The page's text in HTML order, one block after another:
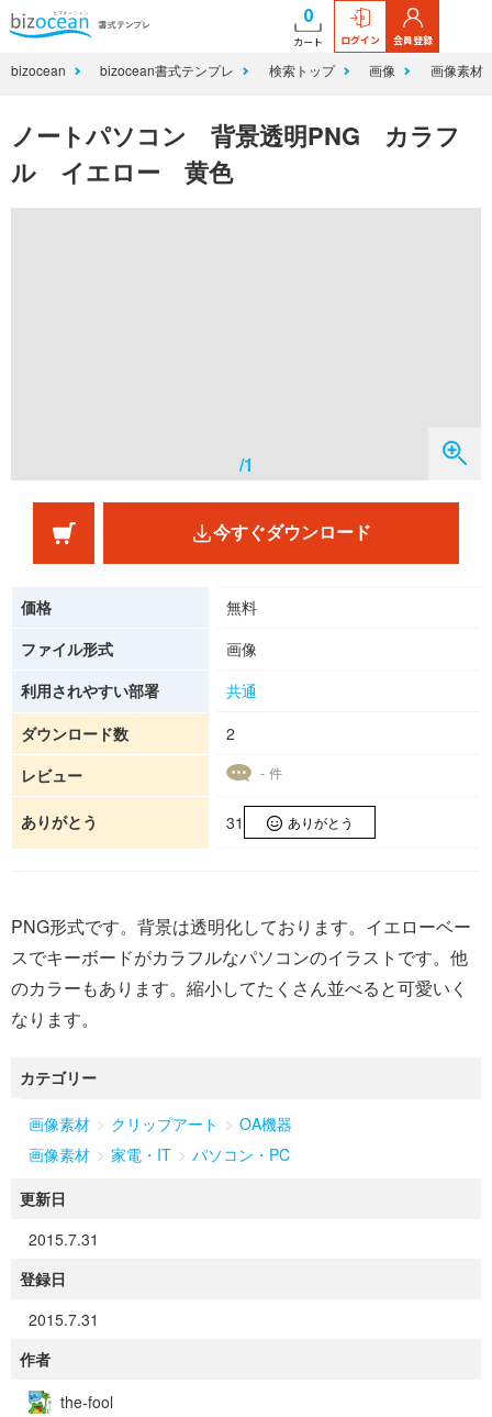
0
カート ログイン 会員登録
bizocean bizocean書式テンプレ 検索トップ 画像 画像素材
ノートパソコン 背景透明PNG カラフ
ル イエロー 黄色
/1
今すぐダウンロード
価格
無料
ファイル形式
画像
利用されやすい部署
共通
ダウンロード数
2
レビュー
- 件
ありがとう 31 ありがとう
PNG形式です。背景は透明化しております。イエローベー
スでキーボードがカラフルなパソコンのイラストです。他
のカラーもあります。縮小してたくさん並べると可愛いく
なります。
カテゴリー
画像素材 > クリップアート > OA機器
画像素材 > 家電・IT > パソコン・PC
更新日
2015.7.31
登録日
2015.7.31
作者
the-fool